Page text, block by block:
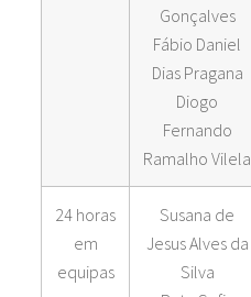
Gonçalves
Fábio Daniel
Dias Pragana
Diogo
Fernando
Ramalho Vilela
24 horas
em
equipas
Susana de
Jesus Alves da
Silva